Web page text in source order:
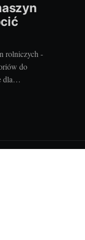
rolniczych -
do
dla
do
z